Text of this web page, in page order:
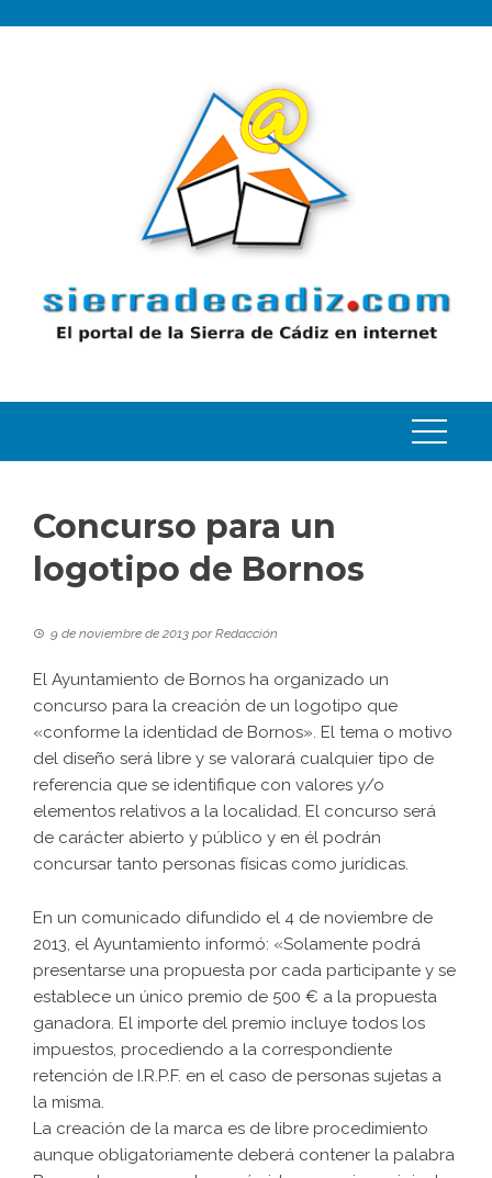
Concurso para un
logotipo de Bornos
9 de noviembre de 2013 porRedacción
El Ayuntamiento de Bornos ha organizado un
concurso para la creación de un logotipo que
«conforme la identidad de Bornos». El tema o motivo
del diseño será libre y se valorará cualquier tipo de
referencia que se identifique con valores y/o
elementos relativos a la localidad. El concurso será
de carácter abierto y público y en él podrán
concursar tanto personas físicas como jurídicas.
En un comunicado difundido el 4 de noviembre de
2013, el Ayuntamiento informó: «Solamente podrá
presentarse una propuesta por cada participante y se
establece un único premio de 500 € a la propuesta
ganadora. El importe del premio incluye todos los
impuestos, procediendo a la correspondiente
retención de I.R.P.F. en el caso de personas sujetas a
la misma.
La creación de la marca es de libre procedimiento
aunque obligatoriamente deberá contener la palabra